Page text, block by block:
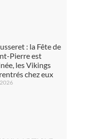
: la Fête de
Pierre est
les Vikings
chez eux